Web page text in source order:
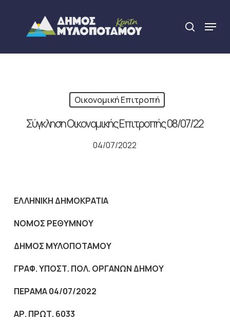
content
search
Menu
Οικονομική Επιτροπή
Σύγκληση Οικονομικής Επιτροπής 08/07/22
04/07/2022
ΕΛΛΗΝΙΚΗ ΔΗΜΟΚΡΑΤΙΑ
NOMOΣ ΡΕΘΥΜΝΟΥ
ΔΗΜΟΣ ΜΥΛΟΠΟΤΑΜΟΥ
ΓΡΑΦ. ΥΠΟΣΤ. ΠΟΛ. ΟΡΓΑΝΩΝ ΔΗΜΟΥ
ΠΕΡΑΜΑ 04/07/2022
ΑΡ. ΠΡΩΤ. 6033
Close